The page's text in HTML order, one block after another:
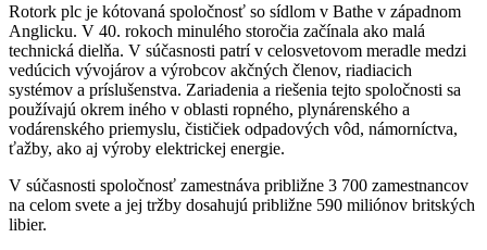
Rotork plc je kótovaná spoločnosť so sídlom v Bathe v západnom
Anglicku. V 40. rokoch minulého storočia začínala ako malá
technická dielňa. V súčasnosti patrí v celosvetovom meradle medzi
vedúcich vývojárov a výrobcov akčných členov, riadiacich
systémov a príslušenstva. Zariadenia a riešenia tejto spoločnosti sa
používajú okrem iného v oblasti ropného, plynárenského a
vodárenského priemyslu, čističiek odpadových vôd, námorníctva,
ťažby, ako aj výroby elektrickej energie.
V súčasnosti spoločnosť zamestnáva približne 3 700 zamestnancov
na celom svete a jej tržby dosahujú približne 590 miliónov britských
libier.